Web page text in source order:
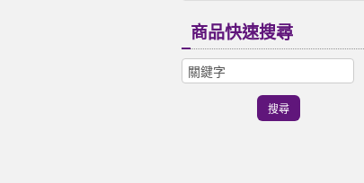
商品快速搜尋